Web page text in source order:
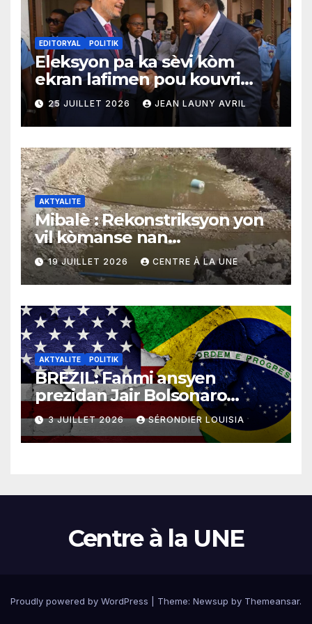
EDITORYAL POLITIK
Eleksyon pa ka sèvi kòm
ekran lafimen pou kouvri
echèk tranzisyon an
25 JUILLET 2026 JEAN LAUNY AVRIL
AKTYALITE
Mibalè : Rekonstriksyon yon
vil kòmanse nan
rekonstriksyon lespri moun
yo
19 JUILLET 2026 CENTRE À LA UNE
AKTYALITE POLITIK
BREZIL: Fanmi ansyen
prezidan Jair Bolsonaro
mande gouvènman
ameriken an ogmante taks
sou tout pwodui Brezil ap
3 JUILLET 2026 SÉRONDIER LOUISIA
Centre à la UNE
Proudly powered by WordPress Theme: Newsup by Themeansar.